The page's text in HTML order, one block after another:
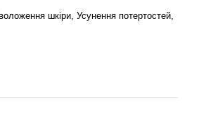
шкіри, Усунення потертостей,